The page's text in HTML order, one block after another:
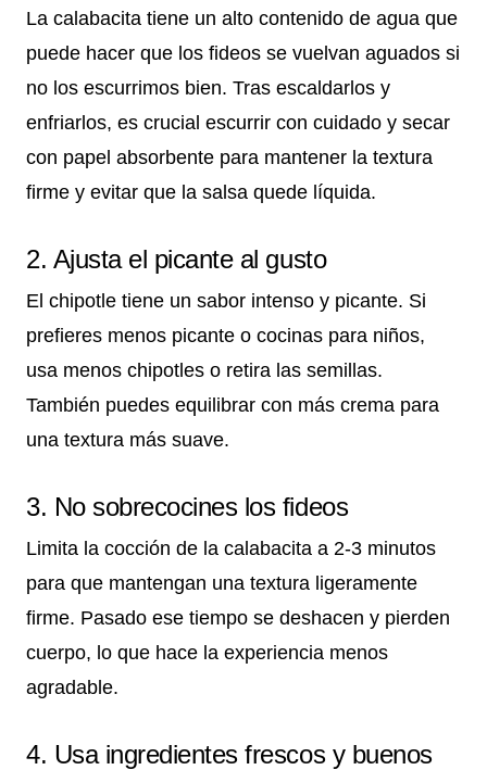
La calabacita tiene un alto contenido de agua que
puede hacer que los fideos se vuelvan aguados si
no los escurrimos bien. Tras escaldarlos y
enfriarlos, es crucial escurrir con cuidado y secar
con papel absorbente para mantener la textura
firme y evitar que la salsa quede líquida.
2. Ajusta el picante al gusto
El chipotle tiene un sabor intenso y picante. Si
prefieres menos picante o cocinas para niños,
usa menos chipotles o retira las semillas.
También puedes equilibrar con más crema para
una textura más suave.
3. No sobrecocines los fideos
Limita la cocción de la calabacita a 2-3 minutos
para que mantengan una textura ligeramente
firme. Pasado ese tiempo se deshacen y pierden
cuerpo, lo que hace la experiencia menos
agradable.
4. Usa ingredientes frescos y buenos